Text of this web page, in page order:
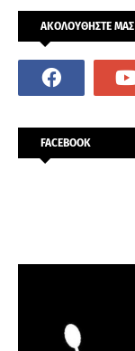
ΑΚΟΛΟΥΘΗΣΤΕ ΜΑΣ
FACEBOOK